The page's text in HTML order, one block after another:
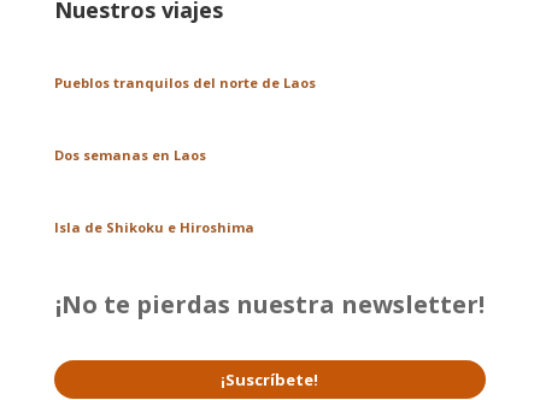
Nuestros viajes
Pueblos tranquilos del norte de Laos
Dos semanas en Laos
Isla de Shikoku e Hiroshima
¡No te pierdas nuestra newsletter!
¡Suscríbete!